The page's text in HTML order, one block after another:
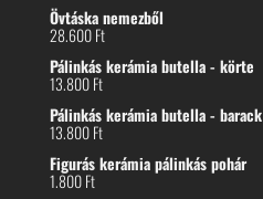
Övtáska nemezből
28.600Ft
Pálinkás kerámia butella - körte
13.800Ft
Pálinkás kerámia butella - barack
13.800Ft
Figurás kerámia pálinkás pohár
1.800Ft